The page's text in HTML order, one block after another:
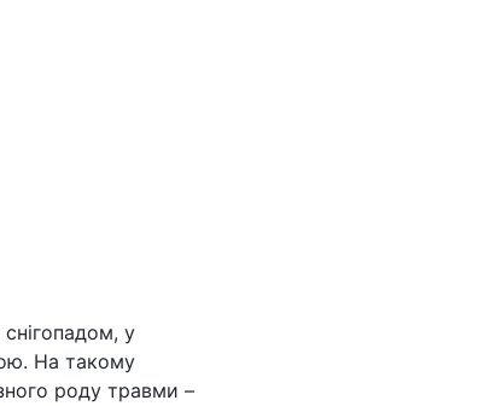
у
На такому
роду травми –